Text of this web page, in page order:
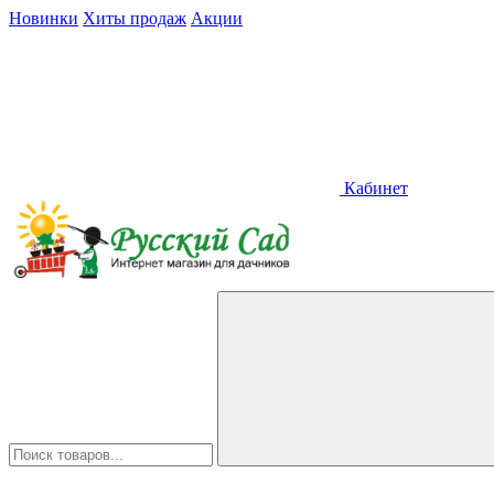
Новинки Хиты продаж Акции
Кабинет